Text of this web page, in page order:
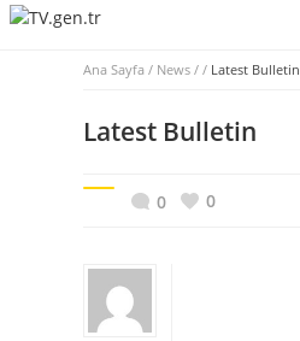
Ana Sayfa / News / / Latest Bulletin
Latest Bulletin
0 0